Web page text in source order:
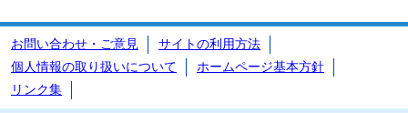
お問い合わせ・ご意見
サイトの利用方法
個人情報の取り扱いについて
ホームページ基本方針
リンク集